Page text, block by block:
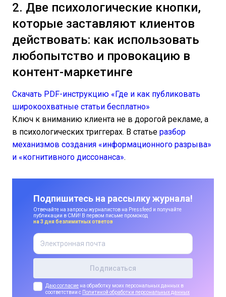
2. Две психологические кнопки,
которые заставляют клиентов
действовать: как использовать
любопытство и провокацию в
контент-маркетинге
Скачать PDF-инструкцию «Где и как публиковать
широкоохватные статьи бесплатно»
Ключ к вниманию клиента не в дорогой рекламе, а
в психологических триггерах. В статье разбор
механизмов создания «информационного разрыва»
и «когнитивного диссонанса».
Подпишитесь на рассылку журнала!
Отвечайте на запросы журналистов на Pressfeed и получайте
публикации в СМИ! В первом письме промокод
на 3 дня безлимитных ответов
Даю согласие на обработку моих персональных данных в
соответствии с Политикой обработки персональных данных